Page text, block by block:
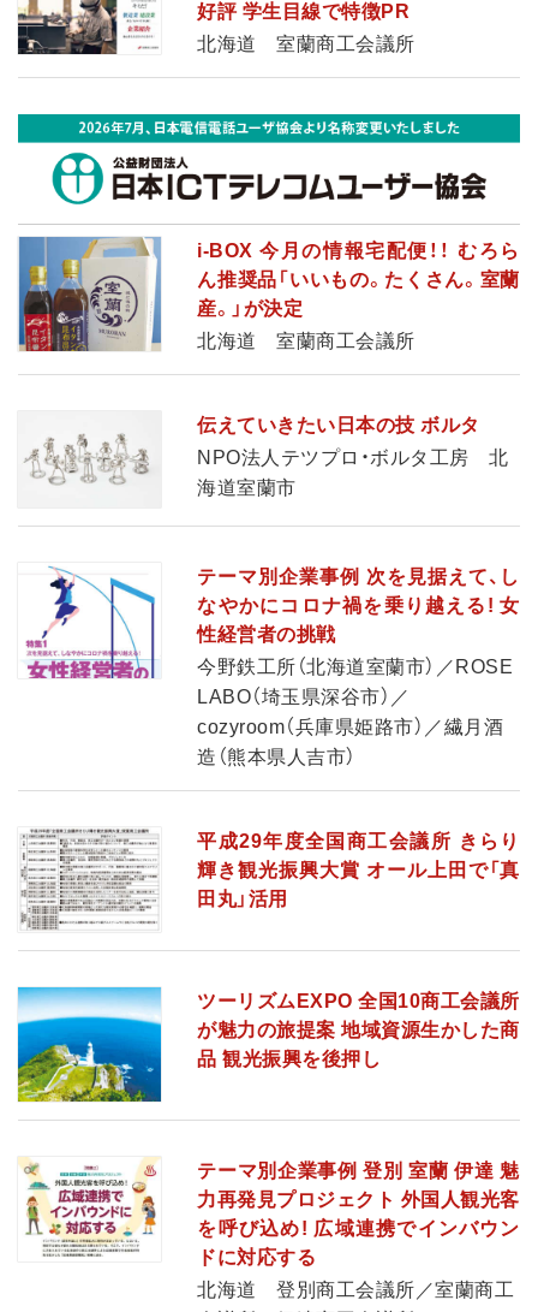
好評 学生目線で特徴PR
北海道 室蘭商工会議所
i-BOX 今月の情報宅配便！！ むろら
ん推奨品「いいもの。たくさん。室蘭
産。」が決定
北海道 室蘭商工会議所
伝えていきたい日本の技 ボルタ
NPO法人テツプロ・ボルタ工房 北
海道室蘭市
テーマ別企業事例 次を見据えて、し
なやかにコロナ禍を乗り越える! 女
性経営者の挑戦
今野鉄工所（北海道室蘭市）／ROSE
LABO（埼玉県深谷市）／
cozyroom（兵庫県姫路市）／繊月酒
造（熊本県人吉市）
平成29年度全国商工会議所 きらり
輝き観光振興大賞 オール上田で「真
田丸」活用
ツーリズムEXPO 全国10商工会議所
が魅力の旅提案 地域資源生かした商
品 観光振興を後押し
テーマ別企業事例 登別 室蘭 伊達 魅
力再発見プロジェクト 外国人観光客
を呼び込め! 広域連携でインバウン
ドに対応する
北海道 登別商工会議所／室蘭商工